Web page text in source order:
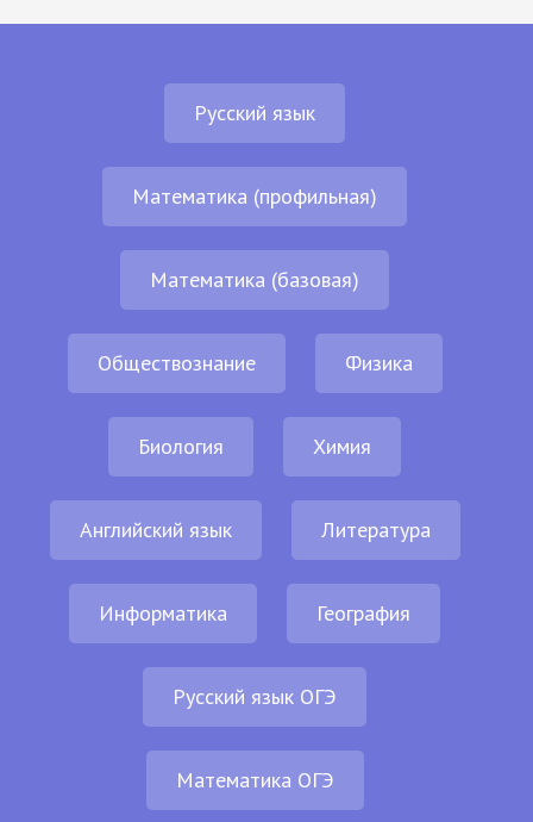
Русский язык
Математика (профильная)
Математика (базовая)
Обществознание Физика
Биология Химия
Английский язык Литература
Информатика География
Русский язык ОГЭ
Математика ОГЭ